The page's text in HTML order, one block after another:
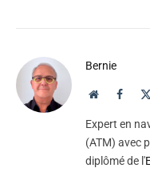
Bernie
Website
Expert en
(ATM) avec
diplômé de l'